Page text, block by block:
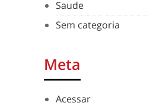
Saude
Sem categoria
Meta
Acessar